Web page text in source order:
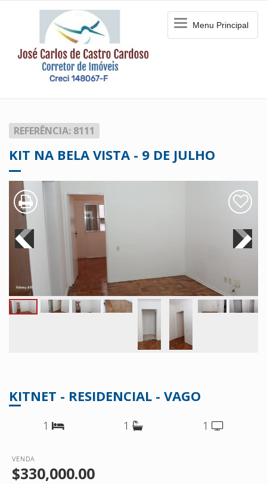
MenuMenu Principal
REFERÊNCIA: 8111
KIT NA BELA VISTA - 9 DE JULHO
KITNET - RESIDENCIAL - VAGO
1 1 1
VENDA
$330,000.00